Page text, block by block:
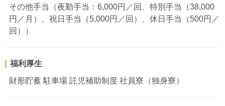
その他手当（夜勤手当：6,000円／回、特別手当（38,000
円／月）、祝日手当（5,000円／回）、休日手当（500円／
回））
福利厚生
財形貯蓄 駐車場 託児補助制度 社員寮（独身寮）